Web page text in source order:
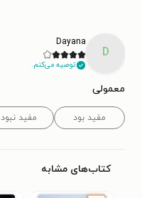
D
Dayana
توصیه می‌کنم.
معمولی
مفید بود مفید نبود
کتاب‌های مشابه